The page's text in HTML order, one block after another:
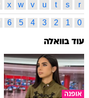
r
s
t
u
v
w
x
0
1
2
3
4
5
6
עוד בוואלה
אופנה